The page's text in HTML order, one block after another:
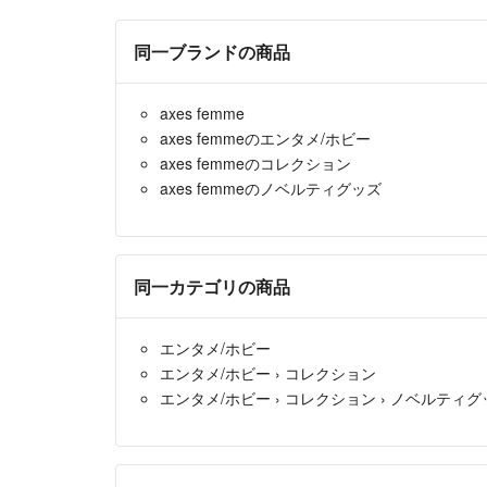
同一ブランドの商品
axes femme
axes femmeのエンタメ/ホビー
axes femmeのコレクション
axes femmeのノベルティグッズ
同一カテゴリの商品
エンタメ/ホビー
エンタメ/ホビー › コレクション
エンタメ/ホビー › コレクション › ノベルティグ